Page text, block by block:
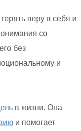
веру в себя и
со
без
и
в жизни. Она
и помогает